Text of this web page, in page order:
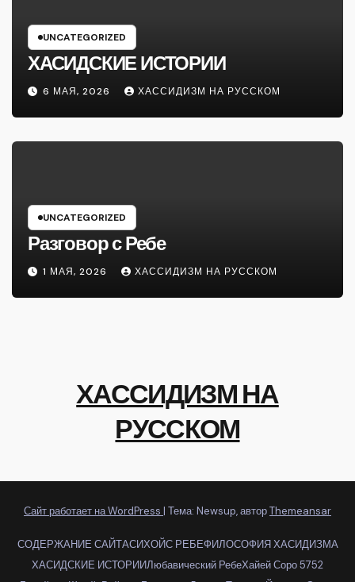
UNCATEGORIZED
ХАСИДСКИЕ ИСТОРИИ
6 МАЯ, 2026 ХАССИДИЗМ НА РУССКОМ
UNCATEGORIZED
Разговор с Ребе
1 МАЯ, 2026 ХАССИДИЗМ НА РУССКОМ
ХАССИДИЗМ НА
РУССКОМ
Сайт работает на WordPress | Тема: Newsup, авторThemeansar
СОДЕРЖАНИЕ САЙТАСИХОЙС РЕБЕФИЛОСОФИЯ ХАСИДИЗМА
ХАСИДСКИЕ ИСТОРИИЛюбавический РебеХайей Соро 5752